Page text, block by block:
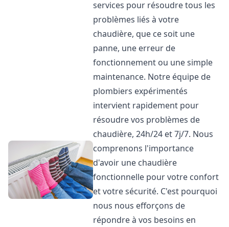
services pour résoudre tous les
problèmes liés à votre
chaudière, que ce soit une
panne, une erreur de
fonctionnement ou une simple
maintenance. Notre équipe de
plombiers expérimentés
intervient rapidement pour
résoudre vos problèmes de
chaudière, 24h/24 et 7j/7. Nous
comprenons l'importance
d'avoir une chaudière
fonctionnelle pour votre confort
et votre sécurité. C'est pourquoi
nous nous efforçons de
répondre à vos besoins en